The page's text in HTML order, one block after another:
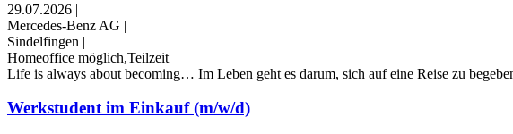
29.07.2026 |
Mercedes-Benz AG |
Sindelfingen |
Homeoffice möglich,Teilzeit
Life is always about becoming… Im Leben geht es darum, sich auf eine Reise zu
Werkstudent im Einkauf (m/w/d)